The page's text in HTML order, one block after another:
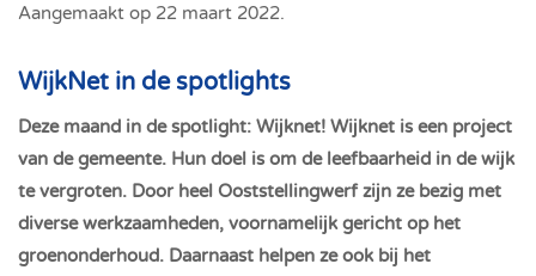
Aangemaakt op 22 maart 2022.
WijkNet in de spotlights
Deze maand in de spotlight: Wijknet! Wijknet is een project
van de gemeente. Hun doel is om de leefbaarheid in de wijk
te vergroten. Door heel Ooststellingwerf zijn ze bezig met
diverse werkzaamheden, voornamelijk gericht op het
groenonderhoud. Daarnaast helpen ze ook bij het